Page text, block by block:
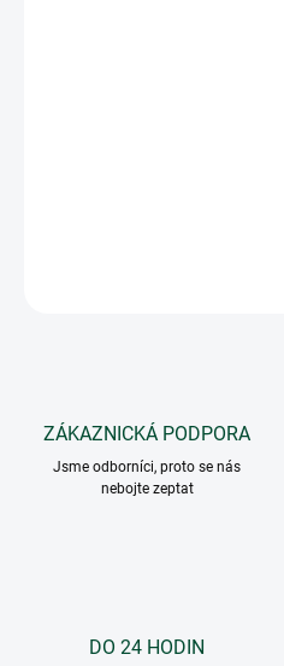
ZÁKAZNICKÁ PODPORA
Jsme odborníci, proto se nás
nebojte zeptat
DO 24 HODIN